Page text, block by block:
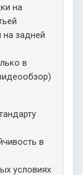
на
задней
в
в
условиях